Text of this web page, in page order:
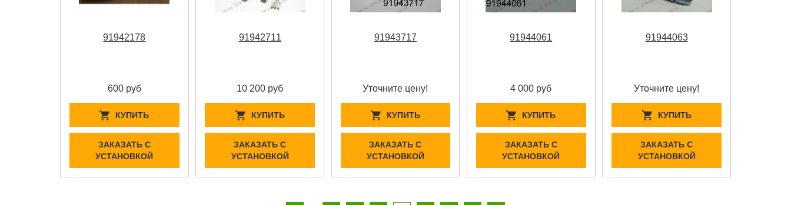
91942178
600 руб
КУПИТЬ
ЗАКАЗАТЬ С
УСТАНОВКОЙ
91942711
10 200 руб
КУПИТЬ
ЗАКАЗАТЬ С
УСТАНОВКОЙ
91943717
Уточните цену!
КУПИТЬ
ЗАКАЗАТЬ С
УСТАНОВКОЙ
91944061
4 000 руб
КУПИТЬ
ЗАКАЗАТЬ С
УСТАНОВКОЙ
91944063
Уточните цену!
КУПИТЬ
ЗАКАЗАТЬ С
УСТАНОВКОЙ